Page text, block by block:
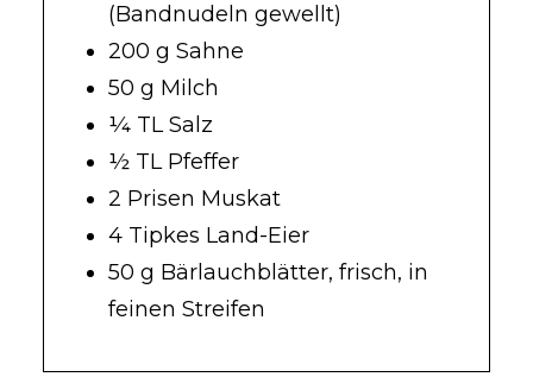
(Bandnudeln gewellt)
200 g Sahne
50 g Milch
¼ TL Salz
½ TL Pfeffer
2 Prisen Muskat
4 Tipkes Land-Eier
50 g Bärlauchblätter, frisch, in
feinen Streifen